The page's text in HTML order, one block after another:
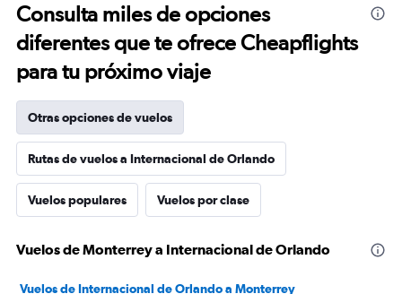
Consulta miles de opciones
diferentes que te ofrece Cheapflights
para tu próximo viaje
Otras opciones de vuelos
Rutas de vuelos a Internacional de Orlando
Vuelos populares Vuelos por clase
Vuelos de Monterrey a Internacional de Orlando
Vuelos de Internacional de Orlando a Monterrey